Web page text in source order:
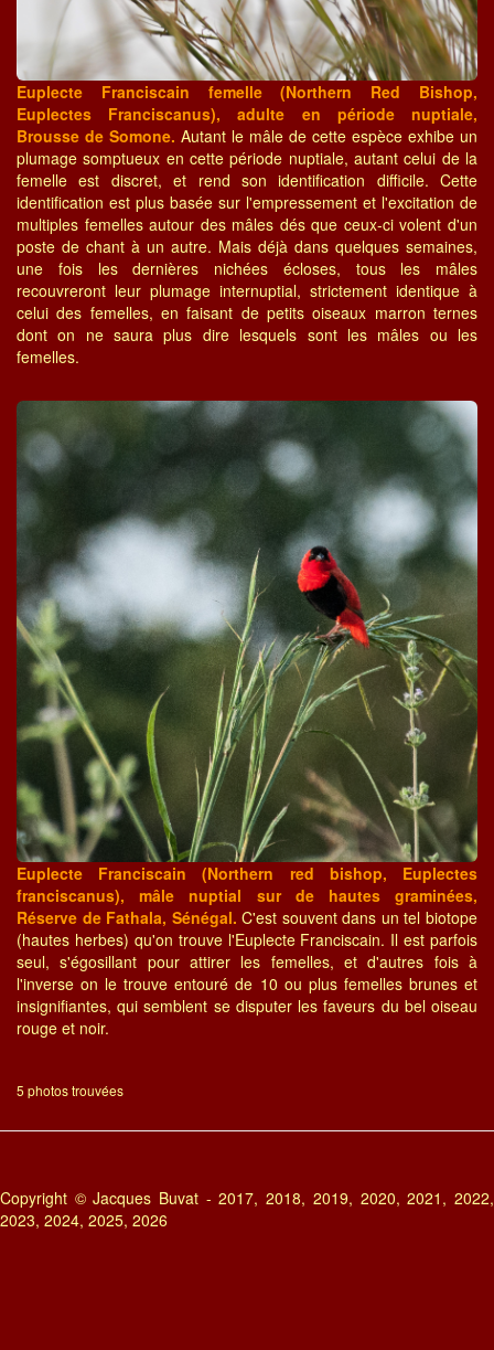
Euplecte Franciscain femelle (Northern Red Bishop,
Euplectes Franciscanus), adulte en période nuptiale,
Brousse de Somone. Autant le mâle de cette espèce exhibe un
plumage somptueux en cette période nuptiale, autant celui de la
femelle est discret, et rend son identification difficile. Cette
identification est plus basée sur l'empressement et l'excitation de
multiples femelles autour des mâles dés que ceux-ci volent d'un
poste de chant à un autre. Mais déjà dans quelques semaines,
une fois les dernières nichées écloses, tous les mâles
recouvreront leur plumage internuptial, strictement identique à
celui des femelles, en faisant de petits oiseaux marron ternes
dont on ne saura plus dire lesquels sont les mâles ou les
femelles.
Euplecte Franciscain (Northern red bishop, Euplectes
franciscanus), mâle nuptial sur de hautes graminées,
Réserve de Fathala, Sénégal. C'est souvent dans un tel biotope
(hautes herbes) qu'on trouve l'Euplecte Franciscain. Il est parfois
seul, s'égosillant pour attirer les femelles, et d'autres fois à
l'inverse on le trouve entouré de 10 ou plus femelles brunes et
insignifiantes, qui semblent se disputer les faveurs du bel oiseau
rouge et noir.
5 photos trouvées
Copyright © Jacques Buvat - 2017, 2018, 2019, 2020, 2021, 2022,
2023, 2024, 2025, 2026